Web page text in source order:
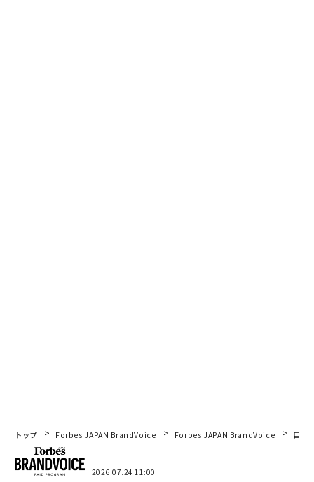
トップ Forbes JAPAN BrandVoice Forbes JAPAN BrandVoice 目先
2026.07.24 11:00